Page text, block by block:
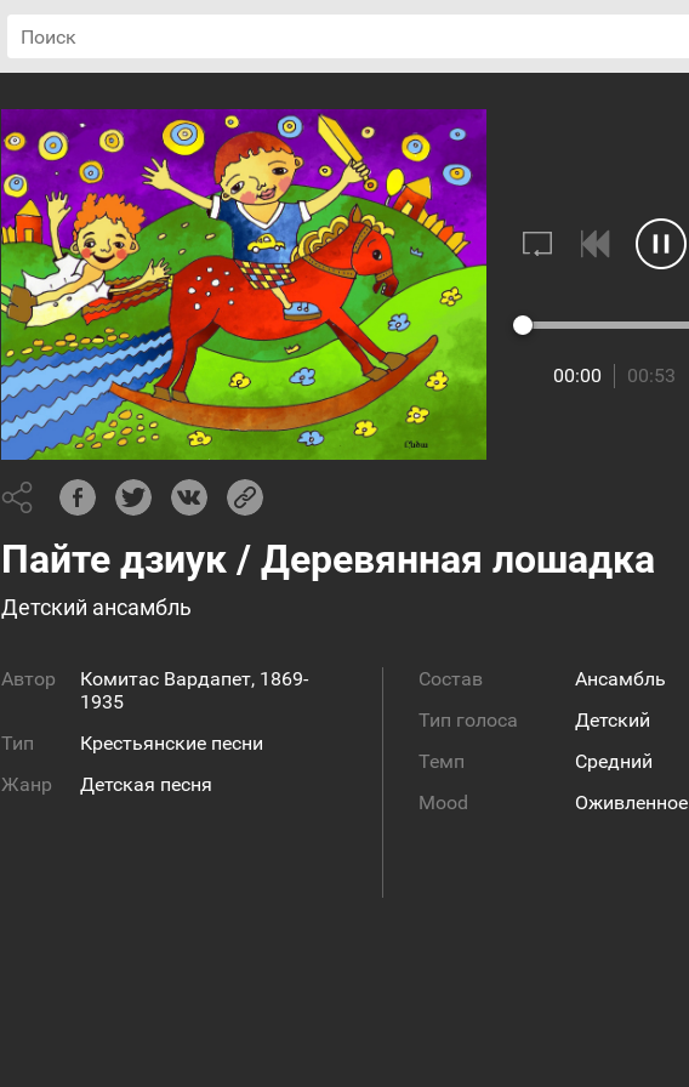
Аудио
00:00 00:53
Пайте дзиук / Деревянная лошадка
Детский ансамбль
Автор
Комитас Вардапет, 1869-
1935
Тип
Крестьянские песни
Жанр
Детская песня
Состав
Ансамбль
Тип голоса
Детский
Темп
Средний
Mood
Оживленное